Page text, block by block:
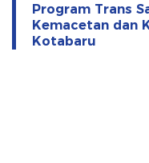
Program Trans
Kemacetan dan
Kotabaru